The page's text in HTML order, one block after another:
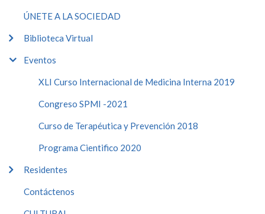
ÚNETE A LA SOCIEDAD
Biblioteca Virtual
Eventos
XLI Curso Internacional de Medicina Interna 2019
Congreso SPMI -2021
Curso de Terapéutica y Prevención 2018
Programa Cientifico 2020
Residentes
Contáctenos